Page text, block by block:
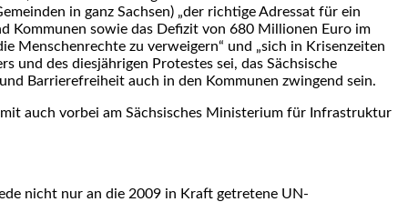
in ganz Sachsen) „der richtige Adressat für ein
Kommunen sowie das Defizit von 680 Millionen Euro im
Menschenrechte zu verweigern“ und „sich in Krisenzeiten
und des diesjährigen Protestes sei, das Sächsische
Barrierefreiheit auch in den Kommunen zwingend sein.
auch vorbei am Sächsisches Ministerium für Infrastruktur
nicht nur an die 2009 in Kraft getretene UN-